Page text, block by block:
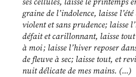
graine de l’indolence, laisse
violent et sans prudence; laisse
défait et carillonnant, laisse
à moi ; laisse l’hiver reposer
de fleuve à sec; laisse tout, et
nuit délicate de mes mains. (…)